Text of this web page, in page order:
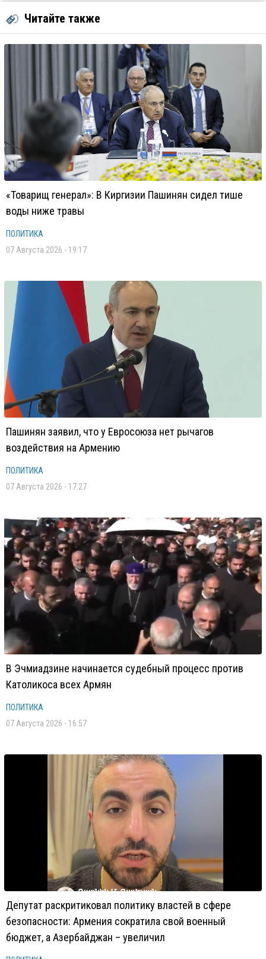
Читайте также
«Товарищ генерал»: В Киргизии Пашинян сидел тише
воды ниже травы
ПОЛИТИКА
07 Августа 2026 - 19:17
Пашинян заявил, что у Евросоюза нет рычагов
воздействия на Армению
ПОЛИТИКА
07 Августа 2026 - 17:27
В Эчмиадзине начинается судебный процесс против
Католикоса всех Армян
ПОЛИТИКА
07 Августа 2026 - 16:57
Депутат раскритиковал политику властей в сфере
безопасности: Армения сократила свой военный
бюджет, а Азербайджан – увеличил